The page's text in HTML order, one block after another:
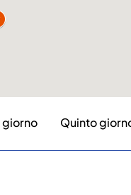
giorno Quinto